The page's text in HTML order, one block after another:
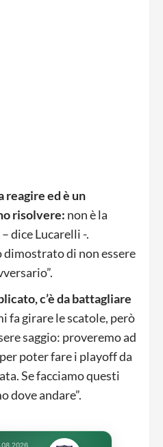
reagire ed è un
risolvere: non è la
dice Lucarelli -.
di non essere
c’è da battagliare
fa girare le scatole, però
saggio: proveremo ad
poter fare i playoff da
Se facciamo questi
dove andare”.